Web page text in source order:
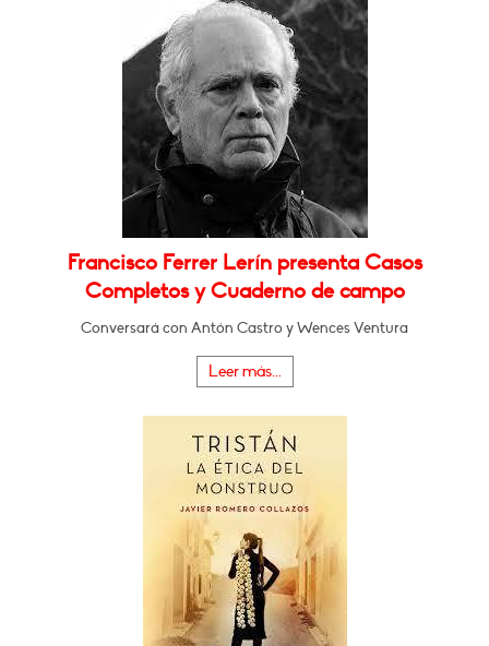
Francisco Ferrer Lerín presenta Casos
Completos y Cuaderno de campo
Conversará con Antón Castro y Wences Ventura
Leer más...